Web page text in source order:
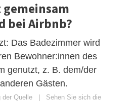
gemeinsam
bei Airbnb?
Das Badezimmer wird
Bewohner:innen des
genutzt, z. B. dem/der
Gästen.
der Quelle
Sehen Sie sich die